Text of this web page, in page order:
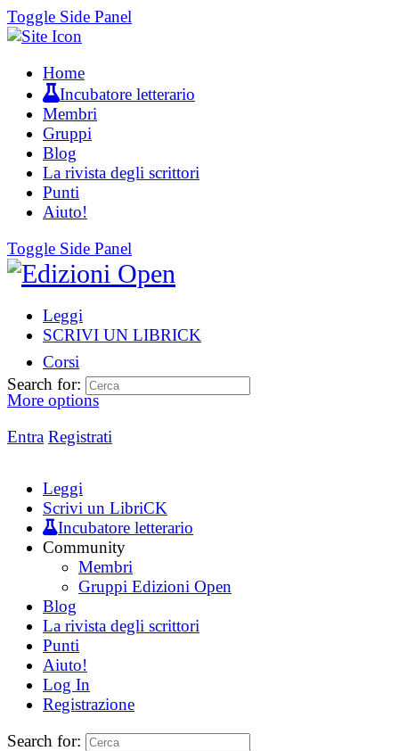
Toggle Side Panel
Home
Incubatore letterario
Membri
Gruppi
Blog
La rivista degli scrittori
Punti
Aiuto!
Toggle Side Panel
Leggi
SCRIVI UN LIBRICK
Corsi
More options
Entra Registrati
Search for:
Leggi
Scrivi un LibriCK
Incubatore letterario
Community
Membri
Gruppi Edizioni Open
Blog
La rivista degli scrittori
Punti
Aiuto!
Log In
Registrazione
Search for: